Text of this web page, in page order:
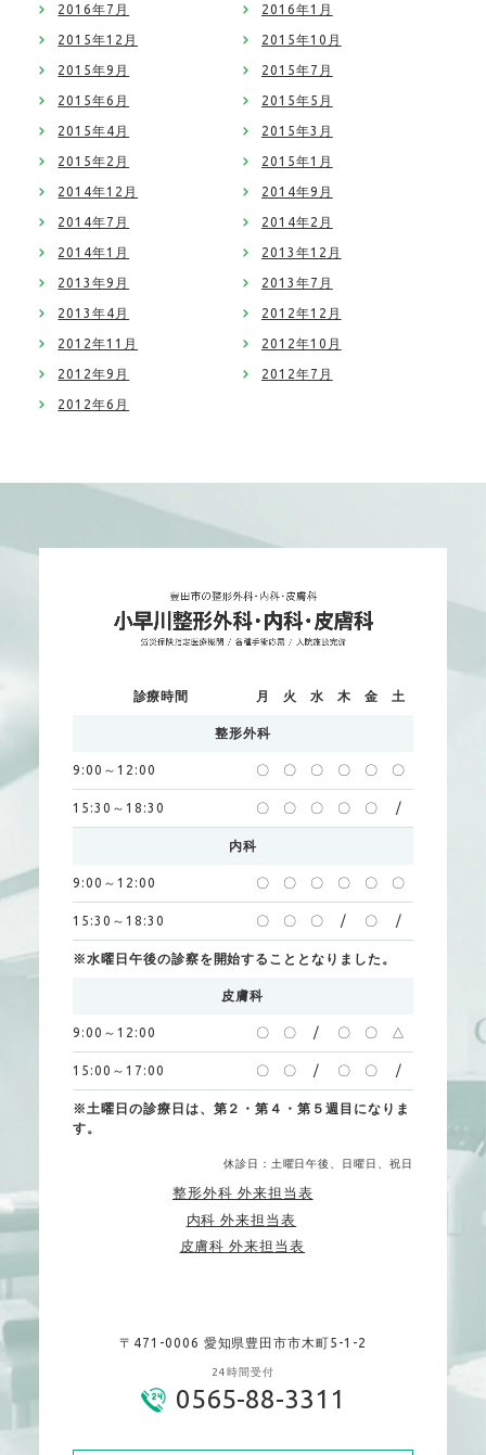
2016年7月 2016年1月
2015年12月 2015年10月
2015年9月 2015年7月
2015年6月 2015年5月
2015年4月 2015年3月
2015年2月 2015年1月
2014年12月 2014年9月
2014年7月 2014年2月
2014年1月 2013年12月
2013年9月 2013年7月
2013年4月 2012年12月
2012年11月 2012年10月
2012年9月 2012年7月
2012年6月
診療時間 月 火 水 木 金 土
整形外科
9:00～12:00 〇 〇 〇 〇 〇 〇
15:30～18:30 〇 〇 〇 〇 〇 /
内科
9:00～12:00 〇 〇 〇 〇 〇 〇
15:30～18:30 〇 〇 〇 / 〇 /
※水曜日午後の診察を開始することとなりました。
皮膚科
9:00～12:00 〇 〇 / 〇 〇 △
15:00～17:00 〇 〇 / 〇 〇 /
※土曜日の診療日は、第２・第４・第５週目になりま
す。
休診日：土曜日午後、日曜日、祝日
整形外科 外来担当表
内科 外来担当表
皮膚科 外来担当表
〒471-0006 愛知県豊田市市木町5-1-2
24時間受付
0565-88-3311